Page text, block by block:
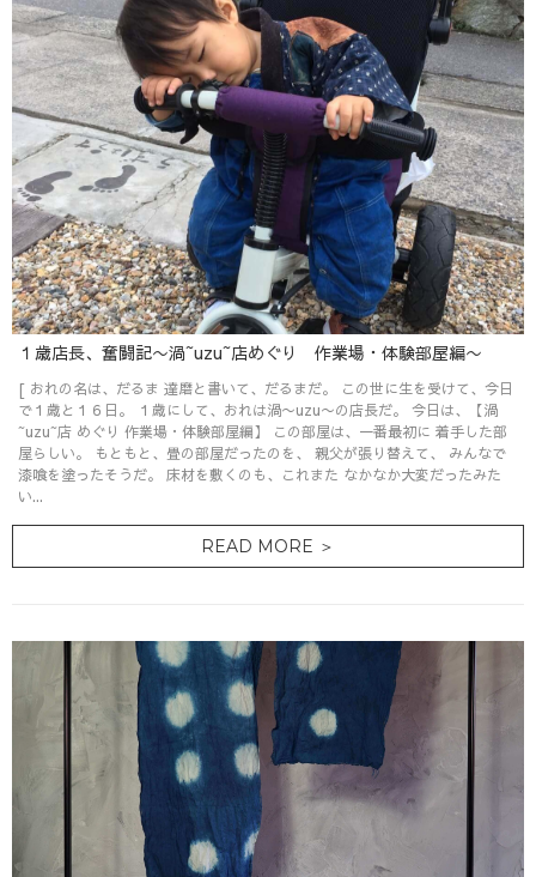
１歳店長、奮闘記〜渦~uzu~店めぐり 作業場・体験部屋編〜
[ おれの名は、だるま 達磨と書いて、だるまだ。 この世に生を受けて、今日
で１歳と１６日。 １歳にして、おれは渦〜uzu〜の店長だ。 今日は、【渦
~uzu~店 めぐり 作業場・体験部屋編】 この部屋は、一番最初に 着手した部
屋らしい。 もともと、畳の部屋だったのを、 親父が張り替えて、 みんなで
漆喰を塗ったそうだ。 床材を敷くのも、これまた なかなか大変だったみた
い...
READ MORE ＞